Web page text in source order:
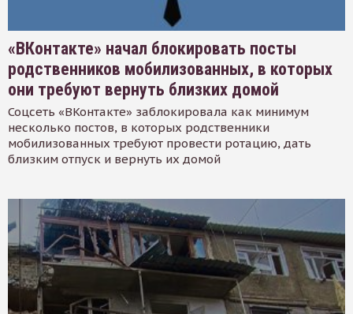
«ВКонтакте» начал блокировать посты
родственников мобилизованных, в которых
они требуют вернуть близких домой
Соцсеть «ВКонтакте» заблокировала как минимум
несколько постов, в которых родственники
мобилизованных требуют провести ротацию, дать
близким отпуск и вернуть их домой